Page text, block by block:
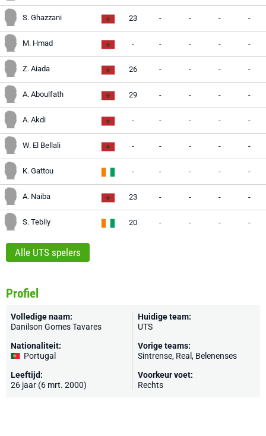
S. Ghazzani 23 - - - -
M. Hmad - - - - -
Z. Aiada 26 - - - -
A. Aboulfath 29 - - - -
A. Akdi - - - - -
W. El Bellali - - - - -
K. Gattou - - - - -
A. Naiba 23 - - - -
S. Tebily 20 - - - -
Alle UTS spelers
Profiel
Volledige naam:
Danilson Gomes Tavares
Nationaliteit:
Portugal
Leeftijd:
26 jaar (6 mrt. 2000)
Huidige team:
UTS
Vorige teams:
Sintrense, Real, Belenenses
Voorkeur voet:
Rechts